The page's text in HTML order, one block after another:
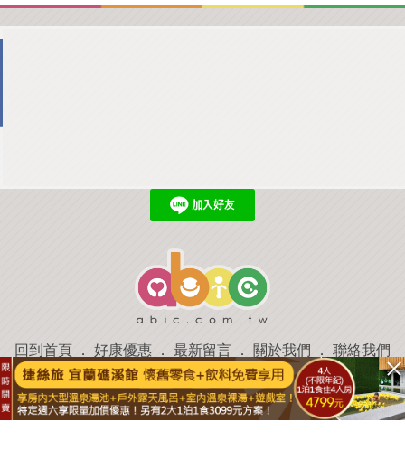
回到首頁 ． 好康優惠 ． 最新留言 ． 關於我們 ． 聯絡我們
部落格微件．商家合作．討論區 ．推薦景點． APP下載
羿磊資訊 服務條款&隱私權政策